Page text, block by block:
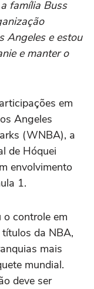
família Buss
Angeles e estou
e manter o
em
Angeles
(WNBA), a
de Hóquei
envolvimento
1.
controle em
da NBA,
mais
mundial.
deve ser